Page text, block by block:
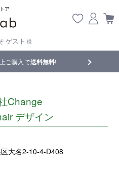
ア
ゲスト 様
ご購入で送料無料! 【重要】
Change
デザイン
大名2-10-4-D408